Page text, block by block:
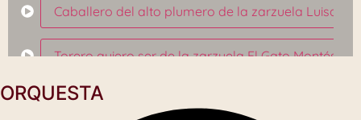
Caballero del alto plumero de la zarzuela Luisa
Torero quiero ser de la zarzuela El Gato Montés
ORQUESTA